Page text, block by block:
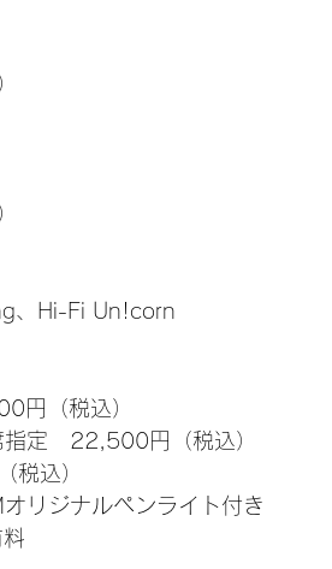
、Hi-Fi Un!corn
円（税込）
定　22,500円（税込）
税込）
リジナルペンライト付き